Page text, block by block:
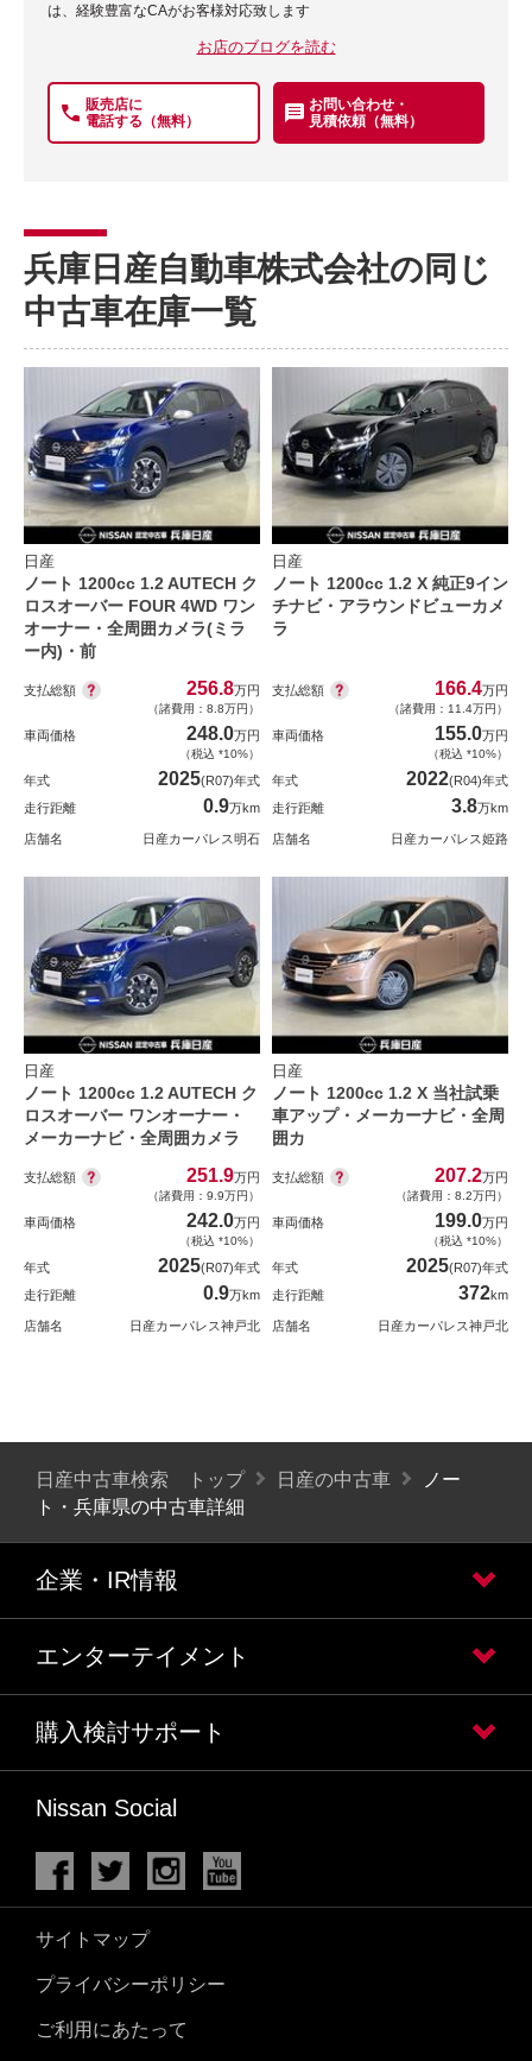
は、経験豊富なCAがお客様対応致します
お店のブログを読む
販売店に
電話する（無料）
お問い合わせ・
見積依頼（無料）
兵庫日産自動車株式会社の同じ
中古車在庫一覧
日産
ノート 1200cc 1.2 AUTECH ク
ロスオーバー FOUR 4WD ワン
オーナー・全周囲カメラ(ミラ
ー内)・前
支払総額 256.8万円
（諸費用：8.8万円）
車両価格 248.0万円
（税込 *10%）
年式 2025(R07)年式
走行距離
0.9万km
店舗名 日産カーパレス明石
日産
ノート 1200cc 1.2 X 純正9イン
チナビ・アラウンドビューカメ
ラ
支払総額 166.4万円
（諸費用：11.4万円）
車両価格 155.0万円
（税込 *10%）
年式 2022(R04)年式
走行距離
3.8万km
店舗名 日産カーパレス姫路
日産
ノート 1200cc 1.2 AUTECH ク
ロスオーバー ワンオーナー・
メーカーナビ・全周囲カメラ
支払総額 251.9万円
（諸費用：9.9万円）
車両価格 242.0万円
（税込 *10%）
年式 2025(R07)年式
走行距離
0.9万km
店舗名 日産カーパレス神戸北
日産
ノート 1200cc 1.2 X 当社試乗
車アップ・メーカーナビ・全周
囲カ
支払総額 207.2万円
（諸費用：8.2万円）
車両価格 199.0万円
（税込 *10%）
年式 2025(R07)年式
走行距離
372km
店舗名 日産カーパレス神戸北
日産中古車検索 トップ 日産の中古車
ノー
ト・兵庫県の中古車詳細
企業・IR情報
エンターテイメント
購入検討サポート
Nissan Social
サイトマップ
プライバシーポリシー
ご利用にあたって